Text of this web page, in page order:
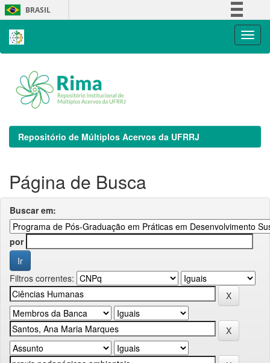
Skip
navigation
BRASIL
Repositório de Múltiplos Acervos da UFRRJ
Página de Busca
Buscar em:
por
Filtros correntes: